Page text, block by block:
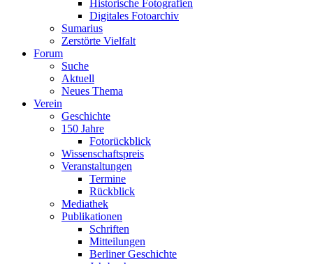
Historische Fotografien
Digitales Fotoarchiv
Sumarius
Zerstörte Vielfalt
Forum
Suche
Aktuell
Neues Thema
Verein
Geschichte
150 Jahre
Fotorückblick
Wissenschaftspreis
Veranstaltungen
Termine
Rückblick
Mediathek
Publikationen
Schriften
Mitteilungen
Berliner Geschichte